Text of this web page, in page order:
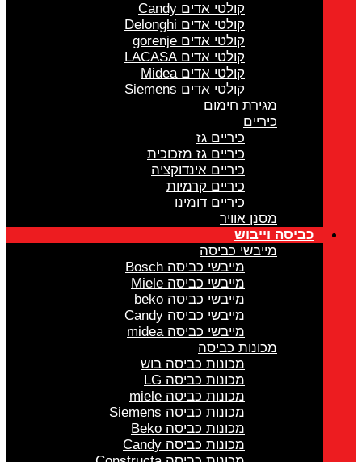
קולטי אדים Candy
קולטי אדים Delonghi
קולטי אדים gorenje
קולטי אדים LACASA
קולטי אדים Midea
קולטי אדים Siemens
מגירת חימום
כיריים
כיריים גז
כיריים גז מזכוכית
כיריים אינדוקציה
כיריים קרמיות
כיריים דומינו
מסנן אוויר
כביסה וייבוש
מייבשי כביסה
מייבשי כביסה Bosch
מייבשי כביסה Miele
מייבשי כביסה beko
מייבשי כביסה Candy
מייבשי כביסה midea
מכונות כביסה
מכונות כביסה בוש
מכונות כביסה LG
מכונות כביסה miele
מכונות כביסה Siemens
מכונות כביסה Beko
מכונות כביסה Candy